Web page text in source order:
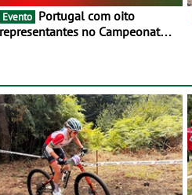
Evento
representantes no Campeonato